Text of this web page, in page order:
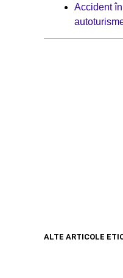
Accident
ALTE ARTICOLE